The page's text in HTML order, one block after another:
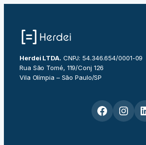
Herdei LTDA. CNPJ: 54.346.654/0001-09
Rua São Tomé, 119/Conj 126
Vila Olímpia – São Paulo/SP
Facebook Instagram LinkedIn